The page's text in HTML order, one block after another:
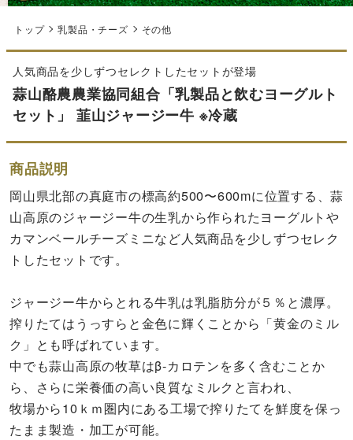
トップ 乳製品・チーズ その他
人気商品を少しずつセレクトしたセットが登場
蒜山酪農農業協同組合「乳製品と飲むヨーグルト
セット」 韮山ジャージー牛 ※冷蔵
商品説明
岡山県北部の真庭市の標高約500〜600mに位置する、蒜
山高原のジャージー牛の生乳から作られたヨーグルトや
カマンベールチーズミニなど人気商品を少しずつセレク
トしたセットです。
ジャージー牛からとれる牛乳は乳脂肪分が５％と濃厚。
搾りたてはうっすらと金色に輝くことから「黄金のミル
ク」とも呼ばれています。
中でも蒜山高原の牧草はβ-カロテンを多く含むことか
ら、さらに栄養価の高い良質なミルクと言われ、
牧場から10ｋｍ圏内にある工場で搾りたてを鮮度を保っ
たまま製造・加工が可能。